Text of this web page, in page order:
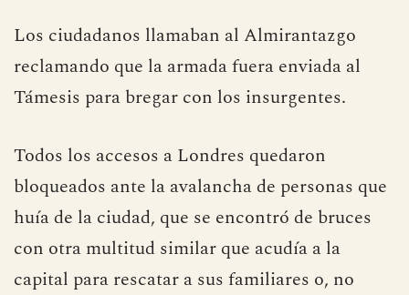
Los ciudadanos llamaban al Almirantazgo
reclamando que la armada fuera enviada al
Támesis para bregar con los insurgentes.
Todos los accesos a Londres quedaron
bloqueados ante la avalancha de personas que
huía de la ciudad, que se encontró de bruces
con otra multitud similar que acudía a la
capital para rescatar a sus familiares o, no